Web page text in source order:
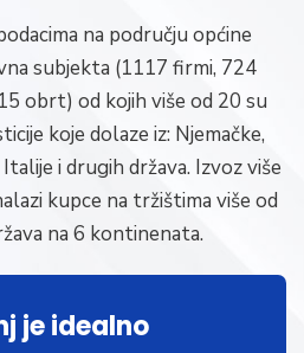
na području općine
subjekta (1117 firmi, 724
obrt) od kojih više od 20 su
koje dolaze iz: Njemačke,
i drugih država. Izvoz više
kupce na tržištima više od
na 6 kontinenata.
je idealno